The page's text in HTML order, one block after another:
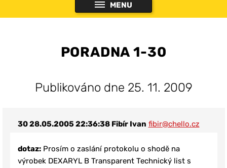
MENU
PORADNA 1-30
Publikováno dne 25. 11. 2009
3028.05.2005 22:36:38 Fibír Ivan fibir@chello.cz
dotaz:Prosím o zaslání protokolu o shodě na
výrobek DEXARYL B Transparent Technický list s